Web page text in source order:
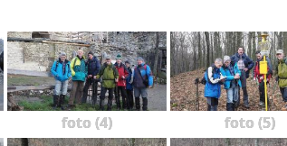
foto (4) foto (5)